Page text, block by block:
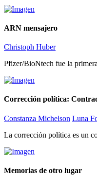
ARN mensajero
Christoph Huber
Pfizer/BioNtech fue la
Corrección política:
Constanza Michelson Luna
La corrección política es un
Memorias de otro lugar